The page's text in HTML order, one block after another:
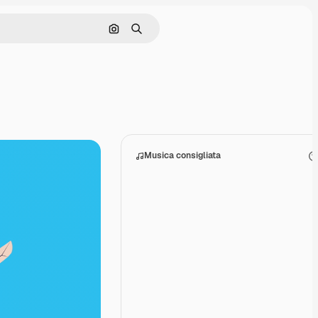
Cerca per immagine
Ricerca
Musica consigliata